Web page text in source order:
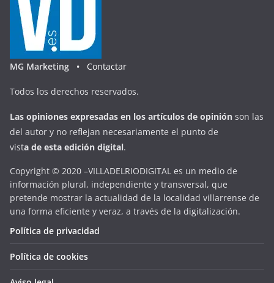
MG Marketing • Contactar
Todos los derechos reservados.
Las opiniones expresadas en los artículos de opinión son las
del autor y no reflejan necesariamente el punto de
vista de esta edición digital.
Copyright © 2020 –VILLADELRIODIGITAL es un medio de
información plural, independiente y transversal, que
pretende mostrar la actualidad de la localidad villarrense de
una forma eficiente y veraz, a través de la digitalización.
Política de privacidad
Política de cookies